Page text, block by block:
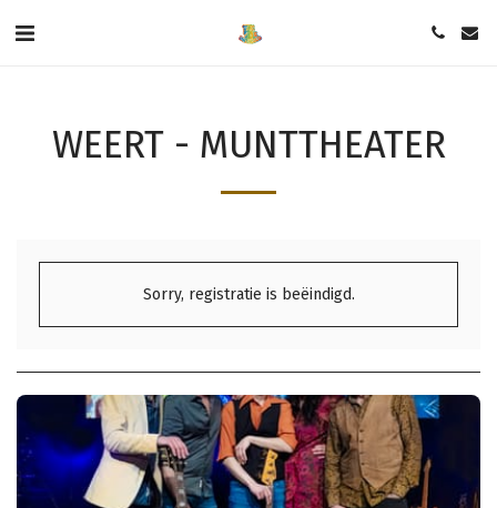
WEERT - MUNTTHEATER
Sorry, registratie is beëindigd.